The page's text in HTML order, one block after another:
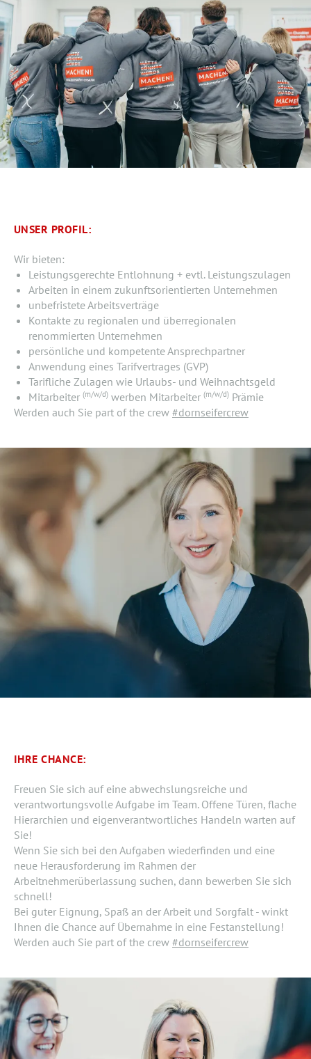
UNSER PROFIL:
Wir bieten:
Leistungsgerechte Entlohnung + evtl. Leistungszulagen
Arbeiten in einem zukunftsorientierten Unternehmen
unbefristete Arbeitsverträge
Kontakte zu regionalen und überregionalen
renommierten Unternehmen
persönliche und kompetente Ansprechpartner
Anwendung eines Tarifvertrages (GVP)
Tarifliche Zulagen wie Urlaubs- und Weihnachtsgeld
Mitarbeiter (m/w/d)werben Mitarbeiter (m/w/d)Prämie
Werden auch Sie part of the crew #dornseifercrew
IHRE CHANCE:
Freuen Sie sich auf eine abwechslungsreiche und
verantwortungsvolle Aufgabe im Team. Offene Türen, flache
Hierarchien und eigenverantwortliches Handeln warten auf
Sie!
Wenn Sie sich bei den Aufgaben wiederfinden und eine
neue Herausforderung im Rahmen der
Arbeitnehmerüberlassung suchen, dann bewerben Sie sich
schnell!
Bei guter Eignung, Spaß an der Arbeit und Sorgfalt - winkt
Ihnen die Chance auf Übernahme in eine Festanstellung!
Werden auch Sie part of the crew #dornseifercrew